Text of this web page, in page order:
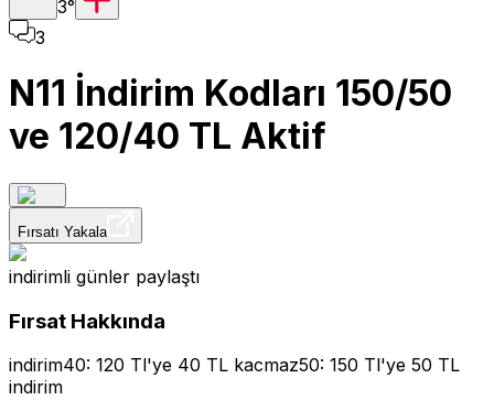
3°
3
N11 İndirim Kodları 150/50
ve 120/40 TL Aktif
Fırsatı Yakala
indirimli günler paylaştı
Fırsat Hakkında
indirim40: 120 Tl'ye 40 TL kacmaz50: 150 Tl'ye 50 TL
indirim